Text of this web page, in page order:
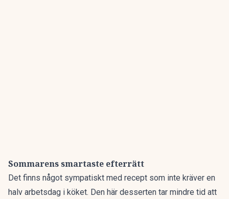
Sommarens smartaste efterrätt
Det finns något sympatiskt med recept som inte kräver en
halv arbetsdag i köket. Den här desserten tar mindre tid att